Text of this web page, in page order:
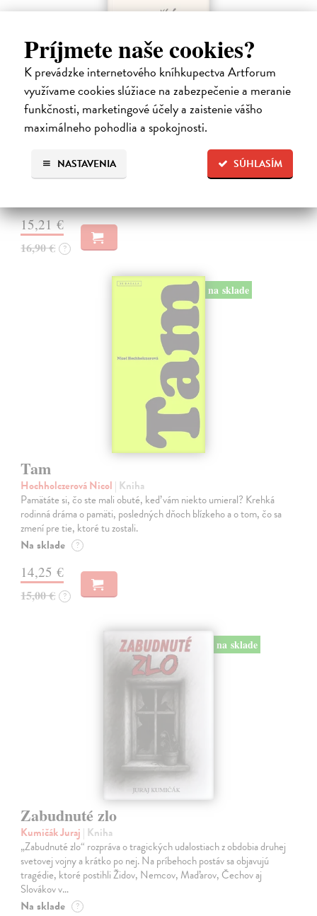
Príjmete naše cookies?
K prevádzke internetového kníhkupectva Artforum
využívame cookies slúžiace na zabezpečenie a meranie
funkčnosti, marketingové účely a zaistenie vášho
maximálneho pohodlia a spokojnosti.
SÚHLASÍM
NASTAVENIA
Kolotočárka
| Kniha
Tam, kde sa radosť zo slobodného pohybu a dobrodružstva prelína s
pocitom vyčlenenia. Tam, kde rastie starý gaštan a okolo neho sa krúti
život dievčatka, ktoré od svojej starej mamy dostalo meno Zelinka.…
15,21 €
16,90 € ?
na sklade
Tam
Hochholczerová Nicol | Kniha
Pamätáte si, čo ste mali obuté, keď vám niekto umieral? Krehká
rodinná dráma o pamäti, posledných dňoch blízkeho a o tom, čo sa
zmení pre tie, ktoré tu zostali.
Na sklade ?
14,25 €
15,00 € ?
na sklade
Zabudnuté zlo
Kumičák Juraj | Kniha
„Zabudnuté zlo“ rozpráva o tragických udalostiach z obdobia druhej
svetovej vojny a krátko po nej. Na príbehoch postáv sa objavujú
tragédie, ktoré postihli Židov, Nemcov, Maďarov, Čechov aj
Slovákov v…
Na sklade ?